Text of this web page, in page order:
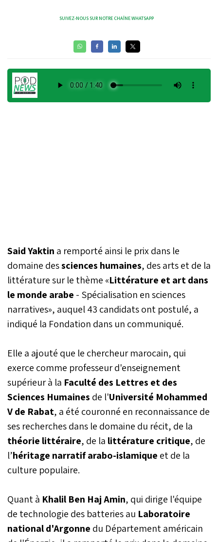
SUIVEZ-NOUS SUR NOTRE CHAÎNE WHATSAPP
Said Yaktin a remporté ainsi le prix dans le
domaine dessciences humaines, des arts et de la
littérature sur le thème «Littérature et art dans
le monde arabe - Spécialisation en sciences
narratives», auquel 43 candidats ont postulé, a
indiqué la Fondation dans un communiqué.
Elle a ajouté que le chercheur marocain, qui
exerce comme professeur d'enseignement
supérieur à la Faculté des Lettres et des
Sciences Humaines de l'Université Mohammed
V de Rabat, a été couronné en reconnaissance de
ses recherches dans le domaine du récit, de la
théorie littéraire, de la littérature critique, de
l’héritage narratif arabo-islamique et de la
culture populaire.
Quant à Khalil Ben Haj Amin, qui dirige l'équipe
de technologie des batteries au Laboratoire
national d'Argonne du Département américain